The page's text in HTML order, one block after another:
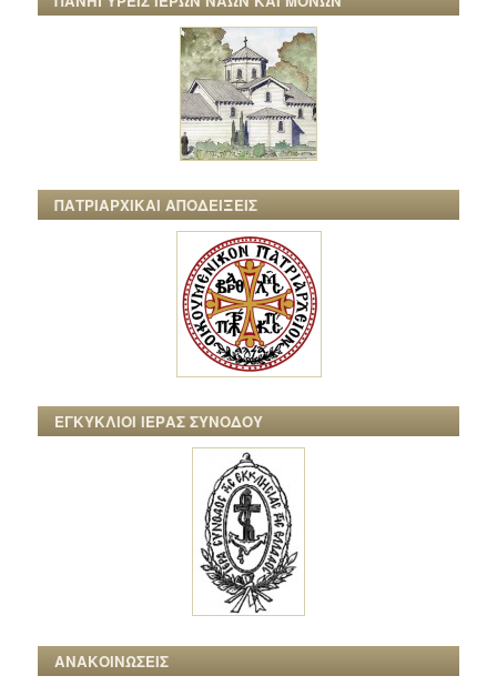
ΠΑΤΡΙΑΡΧΙΚΑΙ ΑΠΟΔΕΙΞΕΙΣ
ΕΓΚΥΚΛΙΟΙ ΙΕΡΑΣ ΣΥΝΟΔΟΥ
ΑΝΑΚΟΙΝΩΣΕΙΣ